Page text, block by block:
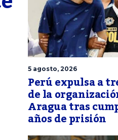
5 agosto, 2026
Perú expulsa a
de la
Aragua tras
años de prisión